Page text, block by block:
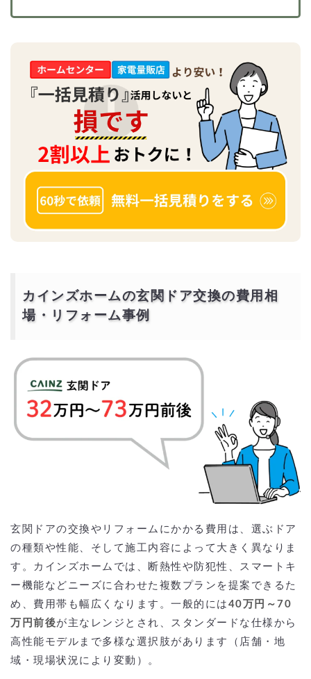
カインズホームの玄関ドア交換の費用相
場・リフォーム事例
玄関ドアの交換やリフォームにかかる費用は、選ぶドア
の種類や性能、そして施工内容によって大きく異なりま
す。カインズホームでは、断熱性や防犯性、スマートキ
ー機能などニーズに合わせた複数プランを提案できるた
め、費用帯も幅広くなります。一般的には 40万円～70
万円前後が主なレンジとされ、スタンダードな仕様から
高性能モデルまで多様な選択肢があります（店舗・地
域・現場状況により変動）。